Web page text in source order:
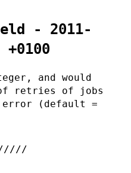
- 2011-
and would
of retries of jobs
(default =